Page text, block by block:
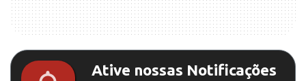
Ative nossas Notificações